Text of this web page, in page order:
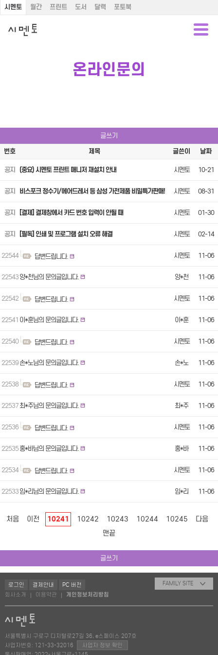
시멘토 월간 프린트 도서 달력 포토북
온라인문의
글쓰기
번호
제목 글쓴이 날짜
공지 (중요) 시멘토 프린트 매니저 재설치 안내 시멘토 10-21
공지 비스포크 정수기/에어드레서 등 삼성 가전제품 비밀특가판매! 시멘토 08-31
공지 [결제] 결제창에서 카드 번호 입력이 안될 때 시멘토 01-30
공지 [필독] 인쇄 및 프로그램 설치 오류 해결 시멘토 02-14
22544 답변드립니다. 시멘토 11-06
22543 양*천님의 문의글입니다. 양*천 11-06
22542 답변드립니다. 시멘토 11-06
22541 이*훈님의 문의글입니다. 이*훈 11-06
22540 답변드립니다. 시멘토 11-06
22539 손*노님의 문의글입니다. 손*노 11-06
22538 답변드립니다. 시멘토 11-06
22537 최*주님의 문의글입니다. 최*주 11-06
22536 답변드립니다. 시멘토 11-06
22535 홍*바님의 문의글입니다. 홍*바 11-06
22534 답변드립니다. 시멘토 11-06
22533 임*리님의 문의글입니다. 임*리 11-06
처음 이전 10241 10242 10243 10244 10245
다음
맨끝
글쓰기
로그인 결제안내
PC 버전
회사소개
이용약관 개인정보처리방침
FAMILY SITE
서울특별시 구로구 디지털로27길 36, e스페이스 207호
사업자번호: 121-33-32016
사업자 정보 확인